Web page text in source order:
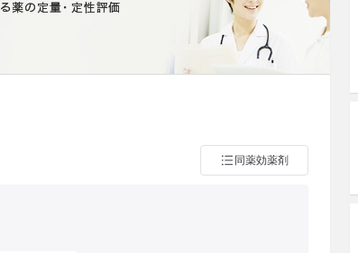
同薬効薬剤